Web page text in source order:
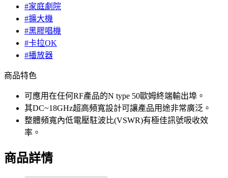
#家庭劇院
#擴大機
#黑膠唱機
#卡拉OK
#播放器
商品特色
可應用在任何RF產品的N type 50歐姆終端輸出埠。
其DC~18GHz超高頻寬設計可讓產品用途非常廣泛。
整體頻寬內低電壓駐波比(VSWR)有極佳訊號吸收效
率。
商品詳情